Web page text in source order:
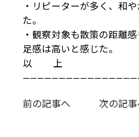
・リピーターが多く、和
た。
・観察対象も散策の距離
足感は高いと感じた。
以 上
前の記事へ 次の記事